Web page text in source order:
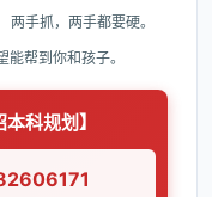
两手抓，两手都要硬。
帮到你和孩子。
科规划】